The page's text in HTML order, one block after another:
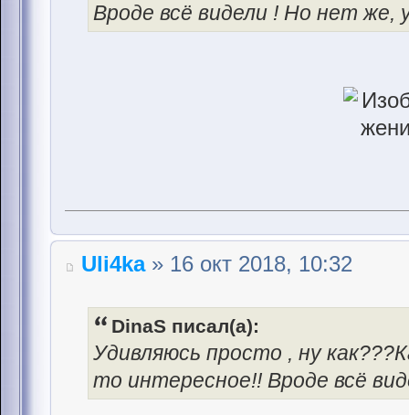
Вроде всё видели ! Но нет же,
Uli4ka» 16 окт 2018, 10:32
DinaS писал(а):
Удивляюсь просто , ну
то интересное!! Вроде всё